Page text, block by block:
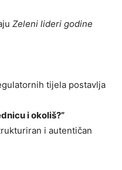
Zeleni lideri godine
tijela postavlja
i okoliš?”
i autentičan